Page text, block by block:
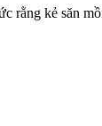
rằng kẻ săn